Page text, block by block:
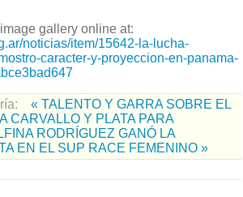
gallery online at:
noticias/item/15642-la-lucha-
caracter-y-proyeccion-en-panama-
« TALENTO Y GARRA SOBRE EL
CARVALLO Y PLATA PARA
RODRÍGUEZ GANÓ LA
EN EL SUP RACE FEMENINO »